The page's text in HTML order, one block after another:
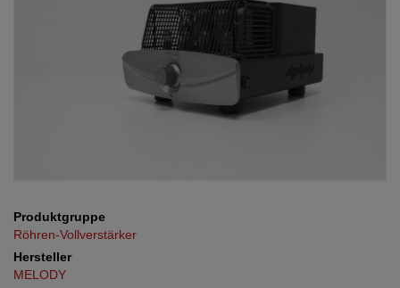
Produktgruppe
Röhren-Vollverstärker
Hersteller
MELODY